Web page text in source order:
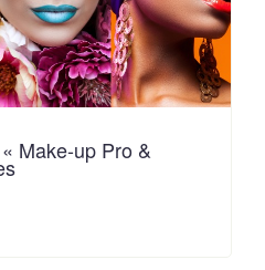
Make-up Pro &